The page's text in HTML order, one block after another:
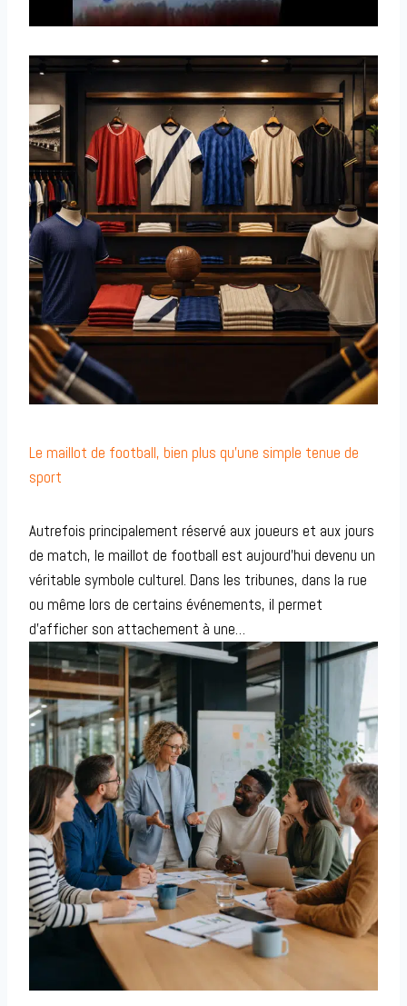
Le maillot de football, bien plus qu’une simple tenue de
sport
Autrefois principalement réservé aux joueurs et aux jours
de match, le maillot de football est aujourd’hui devenu un
véritable symbole culturel. Dans les tribunes, dans la rue
ou même lors de certains événements, il permet
d’afficher son attachement à une…